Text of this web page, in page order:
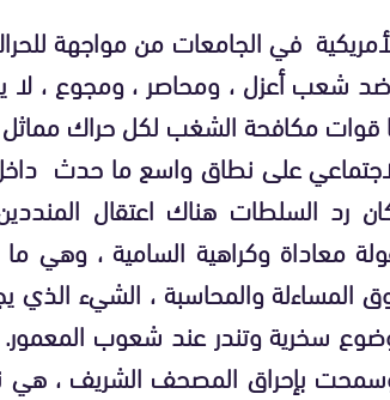
في الجامعات من مواجهة
ضد شعب أعزل ، ومحاصر ، ومجوع ،
مكافحة الشغب لكل حراك
على نطاق واسع ما حدث داخل
رد السلطات هناك اعتقال
معاداة وكراهية السامية ، وهي ما
المساءلة والمحاسبة ، الشيء
سخرية وتندر عند شعوب المعمور.
وسمحت بإحراق المصحف الشريف ،